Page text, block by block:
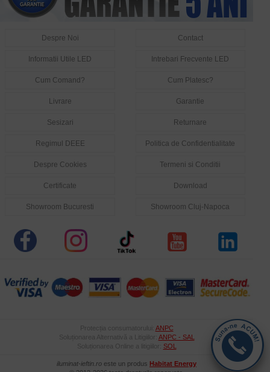
Despre Noi Contact
Informatii Utile LED Intrebari Frecvente LED
Cum Comand? Cum Platesc?
Livrare Garantie
Sesizari Returnare
Regimul DEEE Politica de Confidentialitate
Despre Cookies Termeni si Conditii
Certificate Download
Showroom Bucuresti Showroom Cluj-Napoca
Protecția consumatorului: ANPC
Soluționarea Alternativă a Litigiilor: ANPC - SAL
Soluționarea Online a litigiilor: SOL
iluminat-ieftin.ro este un produs Habitat Energy